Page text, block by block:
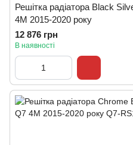
Решітка радіатора Black
4M 2015-2020 року
12 876 грн
В наявності